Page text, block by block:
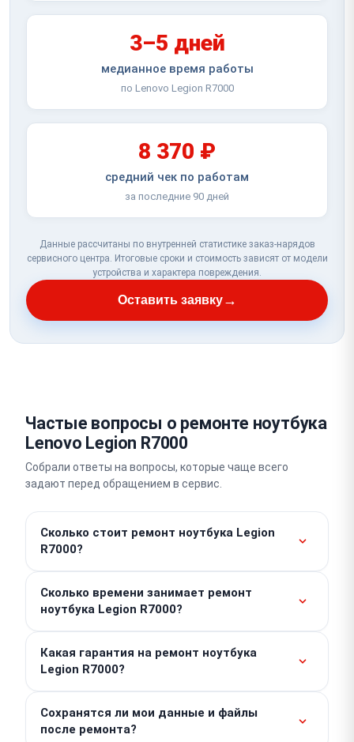
3–5 дней
медианное время работы
по Lenovo Legion R7000
8 370 ₽
средний чек по работам
за последние 90 дней
Данные рассчитаны по внутренней статистике заказ-нарядов
сервисного центра. Итоговые сроки и стоимость зависят от модели
устройства и характера повреждения.
Оставить заявку→
Частые вопросы о ремонте ноутбука
Lenovo Legion R7000
Собрали ответы на вопросы, которые чаще всего
задают перед обращением в сервис.
Сколько стоит ремонт ноутбука Legion
R7000?
комплектующих рассчитывается отдельно и
зависит от конкретной поломки вашего Lenovo.
Точную итоговую сумму вы узнаете после
проведения бесплатной диагностики.
Сколько времени занимает ремонт
ноутбука Legion R7000?
или клавиатуры выполняются в день обращения,
зачастую за 1-2 часа. Сложный платовый ремонт
ноутбука занимает 3–5 дней.
Какая гарантия на ремонт ноутбука
Legion R7000?
выполненные работы и установленные запчасти.
Для её подтверждения достаточно сохранить
Сохранятся ли мои данные и файлы
после ремонта?